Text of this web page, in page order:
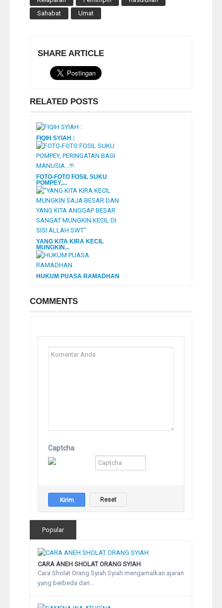
Sahabat
Umat
SHARE ARTICLE
RELATED POSTS
FIQIH SYIAH :
FOTO-FOTO FOSIL SUKU
POMPEY,...
YANG KITA KIRA KECIL
MUNGKIN...
HUKUM PUASA RAMADHAN
COMMENTS
Captcha
Popular
CARA ANEH SHOLAT ORANG SYIAH
Cara Sholat Orang Syiah Syiah mengamalkan ajaran
yang berbeda dari...